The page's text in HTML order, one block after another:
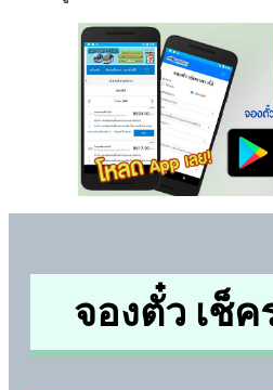
จองตั๋ว เช็